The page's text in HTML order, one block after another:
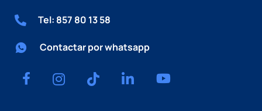
Tel: 857 80 13 58
Contactar por whatsapp